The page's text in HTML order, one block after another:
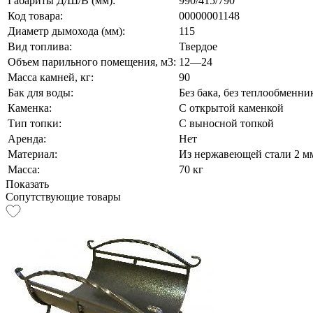
Код товара:
00000001148
Диаметр дымохода (мм):
115
Вид топлива:
Твердое
Объем парильного помещения, м3: 12—24
Масса камней, кг:
90
Бак для воды:
Без бака, без
Каменка:
С открытой каменкой
Тип топки:
С выносной топкой
Аренда:
Нет
Материал:
Из нержавеющей стали 2
Масса:
70 кг
Показать
Сопутствующие товары